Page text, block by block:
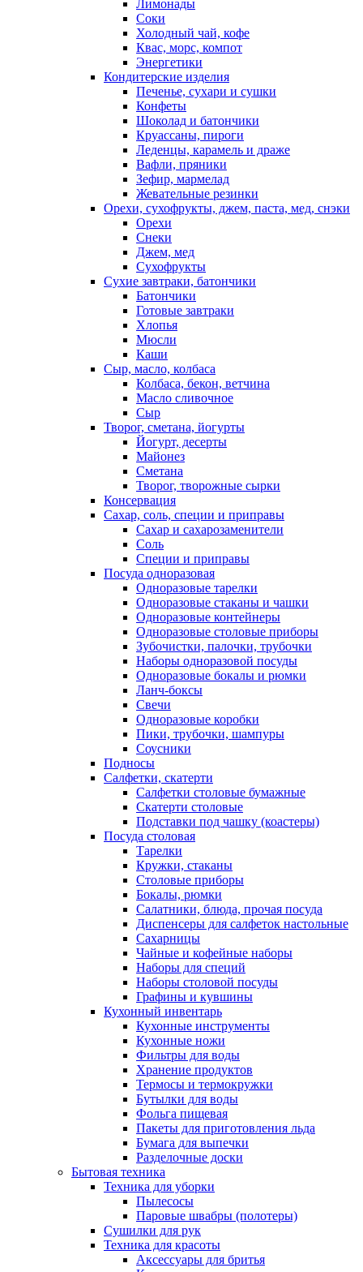
Лимонады
Соки
Холодный чай, кофе
Квас, морс, компот
Энергетики
Кондитерские изделия
Печенье, сухари и сушки
Конфеты
Шоколад и батончики
Круассаны, пироги
Леденцы, карамель и драже
Вафли, пряники
Зефир, мармелад
Жевательные резинки
Орехи, сухофрукты, джем, паста, мед, снэки
Орехи
Снеки
Джем, мед
Сухофрукты
Сухие завтраки, батончики
Батончики
Готовые завтраки
Хлопья
Мюсли
Каши
Сыр, масло, колбаса
Колбаса, бекон, ветчина
Масло сливочное
Сыр
Творог, сметана, йогурты
Йогурт, десерты
Майонез
Сметана
Творог, творожные сырки
Консервация
Сахар, соль, специи и приправы
Сахар и сахарозаменители
Соль
Специи и приправы
Посуда одноразовая
Одноразовые тарелки
Одноразовые стаканы и чашки
Одноразовые контейнеры
Одноразовые столовые приборы
Зубочистки, палочки, трубочки
Наборы одноразовой посуды
Одноразовые бокалы и рюмки
Ланч-боксы
Свечи
Одноразовые коробки
Пики, трубочки, шампуры
Соусники
Подносы
Салфетки, скатерти
Салфетки столовые бумажные
Скатерти столовые
Подставки под чашку (коастеры)
Посуда столовая
Тарелки
Кружки, стаканы
Столовые приборы
Бокалы, рюмки
Салатники, блюда, прочая посуда
Диспенсеры для салфеток настольные
Сахарницы
Чайные и кофейные наборы
Наборы для специй
Наборы столовой посуды
Графины и кувшины
Кухонный инвентарь
Кухонные инструменты
Кухонные ножи
Фильтры для воды
Хранение продуктов
Термосы и термокружки
Бутылки для воды
Фольга пищевая
Пакеты для приготовления льда
Бумага для выпечки
Разделочные доски
Бытовая техника
Техника для уборки
Пылесосы
Паровые швабры (полотеры)
Сушилки для рук
Техника для красоты
Аксессуары для бритья